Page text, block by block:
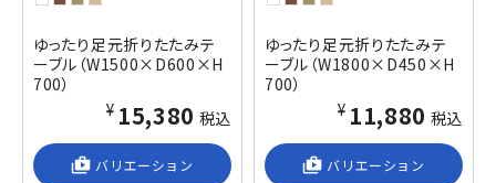
ゆったり足元折りたたみテ
ーブル（W1500×D600×H
700）
¥15,380 税込
shop_2 バリエーション
ゆったり足元折りたたみテ
ーブル（W1800×D450×H
700）
¥11,880 税込
shop_2 バリエーション